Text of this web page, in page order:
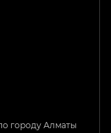
городу Алматы